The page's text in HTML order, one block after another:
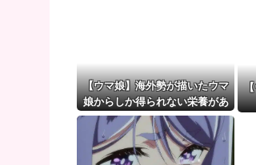
【ウマ娘】ライトハロー × 島
【悲報】日本人、バカかもし
イタリア史上最高のバスケット
ホークス優勝マジック35 小久
【ウマ娘】（審議）無凸ブーケ
【ウマ娘】覚醒Lv6、7の解放が
【ウマ娘】海外勢が描いたウマ
娘からしか得られない栄養があ
る